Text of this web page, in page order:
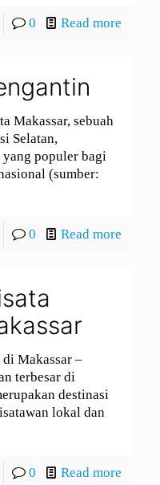
0 Read more
Makassar, sebuah
Selatan,
yang populer bagi
(sumber:
0 Read more
Makassar –
terbesar di
destinasi
lokal dan
0 Read more